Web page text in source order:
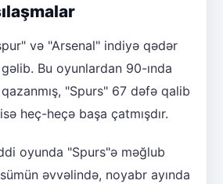
və "Arsenal" indiyə qədər
Bu oyunlardan 90-ında
"Spurs" 67 dəfə qalib
heç-heçə başa çatmışdır.
oyunda "Spurs"ə məğlub
əvvəlində, noyabr ayında